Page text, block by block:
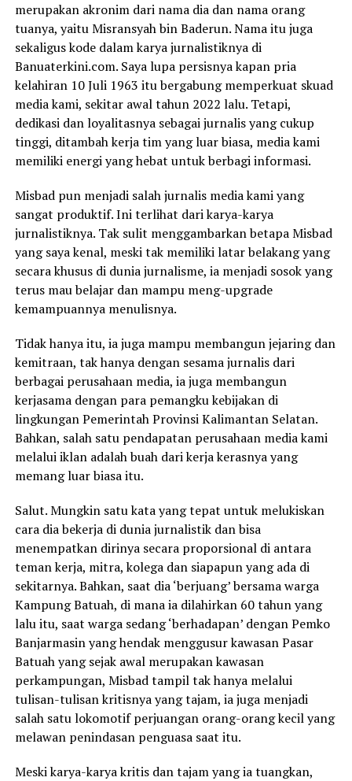
merupakan akronim dari nama dia dan nama orang
tuanya, yaitu Misransyah bin Baderun. Nama itu juga
sekaligus kode dalam karya jurnalistiknya di
Banuaterkini.com. Saya lupa persisnya kapan pria
kelahiran 10 Juli 1963 itu bergabung memperkuat skuad
media kami, sekitar awal tahun 2022 lalu. Tetapi,
dedikasi dan loyalitasnya sebagai jurnalis yang cukup
tinggi, ditambah kerja tim yang luar biasa, media kami
memiliki energi yang hebat untuk berbagi informasi.
Misbad pun menjadi salah jurnalis media kami yang
sangat produktif. Ini terlihat dari karya-karya
jurnalistiknya. Tak sulit menggambarkan betapa Misbad
yang saya kenal, meski tak memiliki latar belakang yang
secara khusus di dunia jurnalisme, ia menjadi sosok yang
terus mau belajar dan mampu meng-upgrade
kemampuannya menulisnya.
Tidak hanya itu, ia juga mampu membangun jejaring dan
kemitraan, tak hanya dengan sesama jurnalis dari
berbagai perusahaan media, ia juga membangun
kerjasama dengan para pemangku kebijakan di
lingkungan Pemerintah Provinsi Kalimantan Selatan.
Bahkan, salah satu pendapatan perusahaan media kami
melalui iklan adalah buah dari kerja kerasnya yang
memang luar biasa itu.
Salut. Mungkin satu kata yang tepat untuk melukiskan
cara dia bekerja di dunia jurnalistik dan bisa
menempatkan dirinya secara proporsional di antara
teman kerja, mitra, kolega dan siapapun yang ada di
sekitarnya. Bahkan, saat dia ‘berjuang’ bersama warga
Kampung Batuah, di mana ia dilahirkan 60 tahun yang
lalu itu, saat warga sedang ‘berhadapan’ dengan Pemko
Banjarmasin yang hendak menggusur kawasan Pasar
Batuah yang sejak awal merupakan kawasan
perkampungan, Misbad tampil tak hanya melalui
tulisan-tulisan kritisnya yang tajam, ia juga menjadi
salah satu lokomotif perjuangan orang-orang kecil yang
melawan penindasan penguasa saat itu.
Meski karya-karya kritis dan tajam yang ia tuangkan,